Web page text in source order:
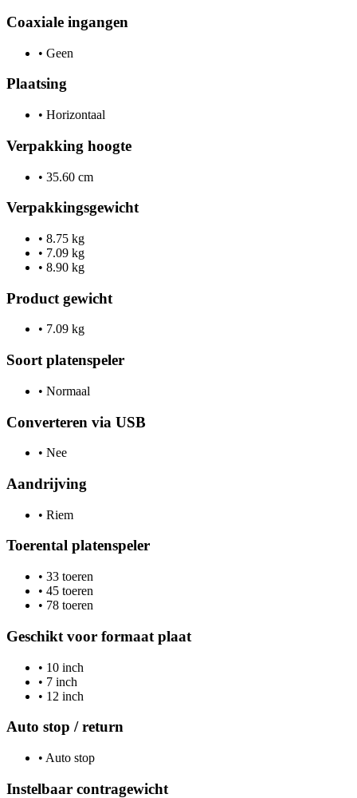
Coaxiale ingangen
• Geen
Plaatsing
• Horizontaal
Verpakking hoogte
• 35.60 cm
Verpakkingsgewicht
• 8.75 kg
• 7.09 kg
• 8.90 kg
Product gewicht
• 7.09 kg
Soort platenspeler
• Normaal
Converteren via USB
• Nee
Aandrijving
• Riem
Toerental platenspeler
• 33 toeren
• 45 toeren
• 78 toeren
Geschikt voor formaat plaat
• 10 inch
• 7 inch
• 12 inch
Auto stop / return
• Auto stop
Instelbaar contragewicht